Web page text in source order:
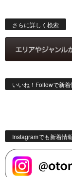
索
さらに詳しく検索
いいね！Followで新着
Instagramでも新着情